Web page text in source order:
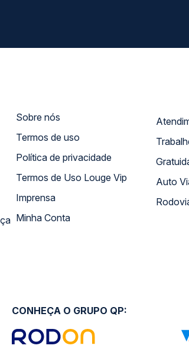
Sobre nós
Termos de uso
Política de privacidade
Termos de Uso Louge Vip
Imprensa
Minha Conta
CONHEÇA O GRUPO QP: